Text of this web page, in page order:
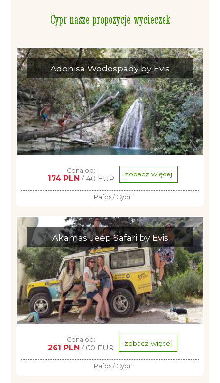
Cypr nasze propozycje wycieczek
Adonisa Wodospady by Evis
Cena od:
174 PLN / 40 EUR zobacz więcej
Pafos / Cypr
Akamas Jeep Safari by Evis
Cena od:
261 PLN / 60 EUR zobacz więcej
Pafos / Cypr